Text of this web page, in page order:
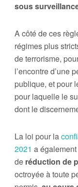
sous
A côté de ces
régimes plus
de terrorisme,
l’encontre d’une
publique, et pour
pour laquelle le
dont le
La loi pour la
2021 a
de réduction de
octroyée à toute